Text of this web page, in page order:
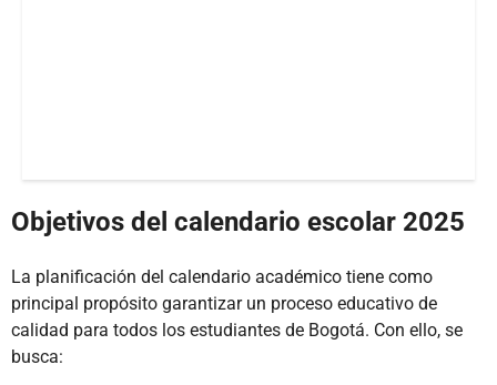
Objetivos del calendario escolar 2025
La planificación del calendario académico tiene como
principal propósito garantizar un proceso educativo de
calidad para todos los estudiantes de Bogotá. Con ello, se
busca: